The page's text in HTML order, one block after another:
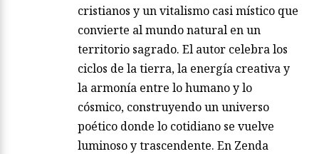
cristianos y un vitalismo casi místico que
convierte al mundo natural en un
territorio sagrado. El autor celebra los
ciclos de la tierra, la energía creativa y
la armonía entre lo humano y lo
cósmico, construyendo un universo
poético donde lo cotidiano se vuelve
luminoso y trascendente. En Zenda